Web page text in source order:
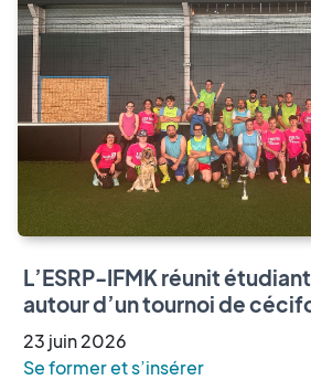
L’ESRP-IFMK réunit
autour d’un tournoi de
23 juin2026
Se former et s’insérer